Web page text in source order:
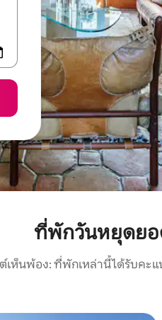
ที่พักวันหยุดยอ
เห็นพ้อง: ที่พักเหล่านี้ได้รับคะ